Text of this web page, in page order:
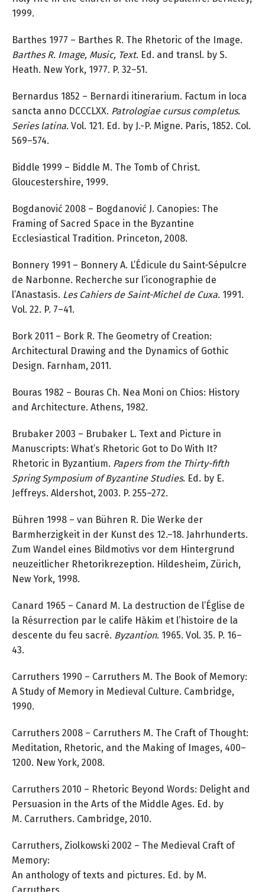
1999.
Barthes 1977 – Barthes R. The Rhetoric of the Image.
Barthes R. Image, Music, Text. Ed. and transl. by S.
Heath. New York, 1977. P. 32–51.
Bernardus 1852 – Bernardi itinerarium. Factum in loca
sancta anno DCCCLXX. Patrologiae cursus completus.
Series latina. Vol. 121. Ed. by J.-P. Migne. Paris, 1852. Col.
569–574.
Biddle 1999 – Biddle M. The Tomb of Christ.
Gloucestershire, 1999.
Bogdanović 2008 – Bogdanović J. Canopies: The
Framing of Sacred Space in the Byzantine
Ecclesiastical Tradition. Princeton, 2008.
Bonnery 1991 – Bonnery A. L’Édicule du Saint-Sépulcre
de Narbonne. Recherche sur l’iconographie de
l’Anastasis. Les Cahiers de Saint-Michel de Cuxa. 1991.
Vol. 22. P. 7–41.
Bork 2011 – Bork R. The Geometry of Creation:
Architectural Drawing and the Dynamics of Gothic
Design. Farnham, 2011.
Bouras 1982 – Bouras Ch. Nea Moni on Chios: History
and Architecture. Athens, 1982.
Brubaker 2003 – Brubaker L. Text and Picture in
Manuscripts: What’s Rhetoric Got to Do With It?
Rhetoric in Byzantium. Papers from the Thirty-fifth
Spring Symposium of Byzantine Studies. Ed. by E.
Jeffreys. Aldershot, 2003. P. 255–272.
Bühren 1998 – van Bühren R. Die Werke der
Barmherzigkeit in der Kunst des 12.–18. Jahrhunderts.
Zum Wandel eines Bildmotivs vor dem Hintergrund
neuzeitlicher Rhetorikrezeption. Hildesheim, Zürich,
New York, 1998.
Canard 1965 – Canard M. La destruction de l’Église de
la Résurrection par le calife Hākim et l’histoire de la
descente du feu sacré. Byzantion. 1965. Vol. 35. P. 16–
43.
Carruthers 1990 – Carruthers M. The Book of Memory:
A Study of Memory in Medieval Culture. Cambridge,
1990.
Carruthers 2008 – Carruthers M. The Craft of Thought:
Meditation, Rhetoric, and the Making of Images, 400–
1200. New York, 2008.
Carruthers 2010 – Rhetoric Beyond Words: Delight and
Persuasion in the Arts of the Middle Ages. Ed. by
M. Carruthers. Cambridge, 2010.
Carruthers, Ziolkowski 2002 – The Medieval Craft of
Memory:
An anthology of texts and pictures. Ed. by M.